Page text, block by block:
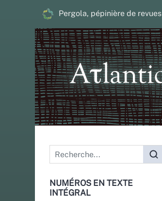
Pergola, pépinière de revues
Menu principal
NUMÉROS EN TEXTE
INTÉGRAL